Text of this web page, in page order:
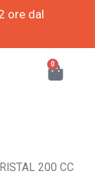
ore dal
0
200 CC